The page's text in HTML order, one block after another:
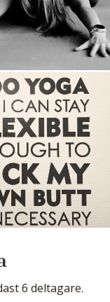
6 deltagare.